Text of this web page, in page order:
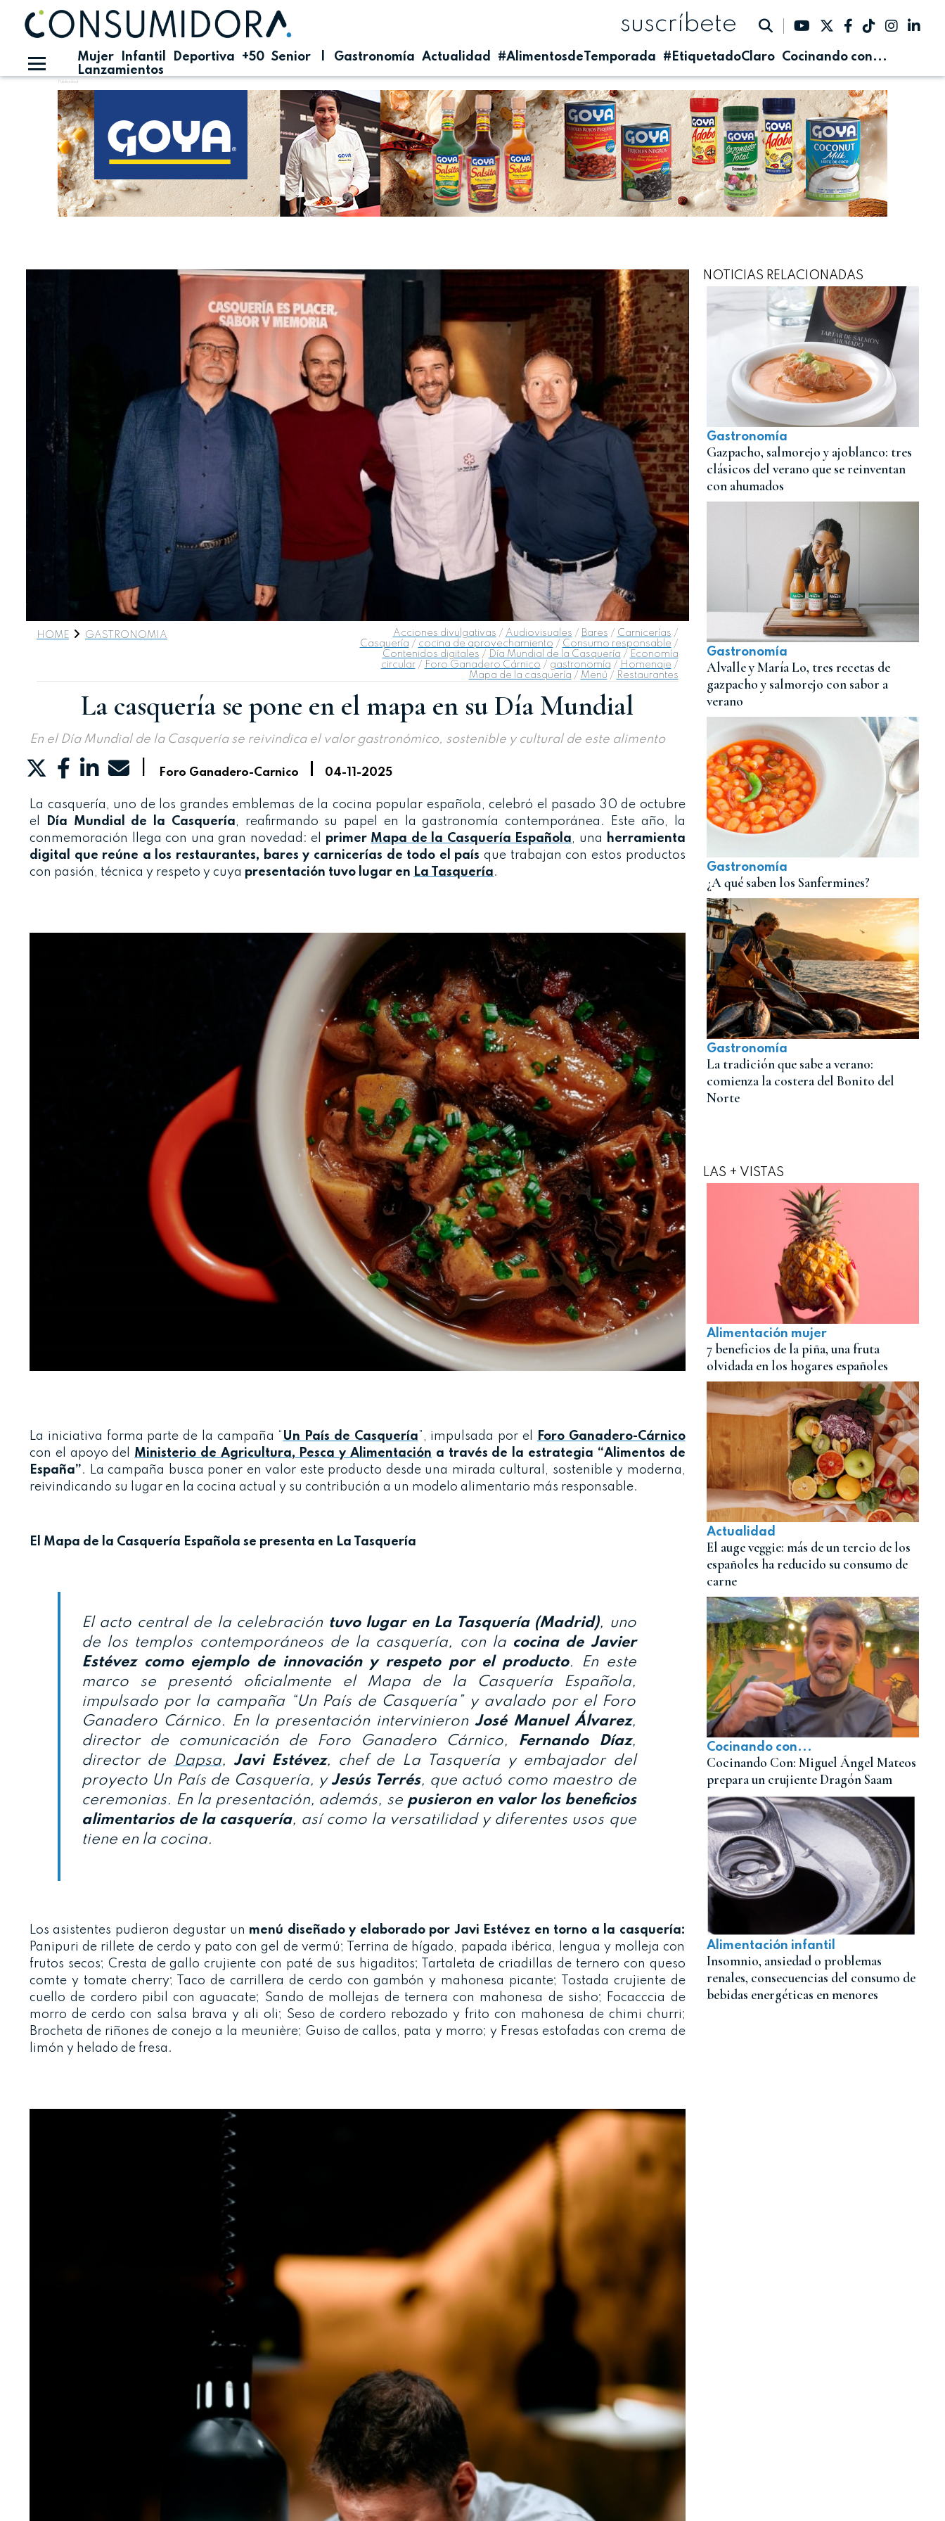
Mujer Infantil Deportiva +50 Senior | Gastronomía Actualidad #AlimentosdeTemporada #EtiquetadoClaro
Cocinando con...
Lanzamientos
suscríbete
Publicidad
HOME GASTRONOMIA Acciones divulgativas / Audiovisuales / Bares / Carnicerías /
Casquería / cocina de aprovechamiento / Consumo responsable /
Contenidos digitales / Día Mundial de la Casquería / Economía
circular/ Foro Ganadero Cárnico / gastronomía / Homenaje /
Mapa de la casquería / Menú / Restaurantes
La casquería se pone en el mapa en su Día Mundial
En el Día Mundial de la Casquería se reivindica el valor gastronómico, sostenible y cultural de este alimento
| Foro Ganadero-Carnico | 04-11-2025
La casquería, uno de los grandes emblemas de la cocina popular española, celebró el pasado 30 de octubre
el
Día Mundial de la Casquería, reafirmando su papel en la gastronomía contemporánea. Este año, la
conmemoración llega con una gran novedad: el
primer Mapa de la Casquería Española, una
herramienta
digital que reúne a los restaurantes, bares y carnicerías de todo el país que trabajan con estos productos
con pasión, técnica y respeto y cuya presentación tuvo lugar en La Tasquería.
La iniciativa forma parte de la campaña “ Un País de Casquería ”, impulsada por el
Foro Ganadero-Cárnico
con el apoyo del Ministerio de Agricultura, Pesca y Alimentación a través de la estrategia “Alimentos de
España”. La campaña busca poner en valor este producto desde una mirada cultural, sostenible y moderna,
reivindicando su lugar en la cocina actual y su contribución a un modelo alimentario más responsable.
El Mapa de la Casquería Española se presenta en La Tasquería
El acto central de la celebración tuvo lugar en La Tasquería (Madrid), uno
de los templos contemporáneos de la casquería, con lacocina de Javier
Estévez como ejemplo de innovación y respeto por el producto. En este
marco se presentó oficialmente el Mapa de la Casquería Española,
impulsado por la campaña “Un País de Casquería” y avalado por el Foro
Ganadero Cárnico. En la presentación intervinieron José Manuel Álvarez,
director de comunicación de Foro Ganadero Cárnico, Fernando Díaz,
director de Dapsa,Javi Estévez, chef de La Tasquería y embajador del
proyecto Un País de Casquería, yJesús Terrés, que actuó como maestro de
ceremonias. En la presentación, además, se pusieron en valor los beneficios
alimentarios de la casquería, así como la versatilidad y diferentes usos que
tiene en la cocina.
Los asistentes pudieron degustar un menú diseñado y elaborado por Javi Estévez en torno a la casquería:
Panipuri de rillete de cerdo y pato con gel de vermú; Terrina de hígado, papada ibérica, lengua y molleja con
frutos secos; Cresta de gallo crujiente con paté de sus higaditos; Tartaleta de criadillas de ternero con queso
comte y tomate cherry; Taco de carrillera de cerdo con gambón y mahonesa picante; Tostada crujiente de
cuello de cordero pibil con aguacate; Sando de mollejas de ternera con mahonesa de sisho; Focacccia de
morro de cerdo con salsa brava y ali oli; Seso de cordero rebozado y frito con mahonesa de chimi churri;
Brocheta de riñones de conejo a la meunière; Guiso de callos, pata y morro; y Fresas estofadas con crema de
limón y helado de fresa.
NOTICIAS RELACIONADAS
Gastronomía
Gazpacho, salmorejo y ajoblanco: tres
clásicos del verano que se reinventan
con ahumados
Gastronomía
Alvalle y María Lo, tres recetas de
gazpacho y salmorejo con sabor a
verano
Gastronomía
¿A qué saben los Sanfermines?
Gastronomía
La tradición que sabe a verano:
comienza la costera del Bonito del
Norte
LAS + VISTAS
Alimentación mujer
7 beneficios de la piña, una fruta
olvidada en los hogares españoles
Actualidad
El auge veggie: más de un tercio de los
españoles ha reducido su consumo de
carne
Cocinando con...
Cocinando Con: Miguel Ángel Mateos
prepara un crujiente Dragón Saam
Alimentación infantil
Insomnio, ansiedad o problemas
renales, consecuencias del consumo de
bebidas energéticas en menores